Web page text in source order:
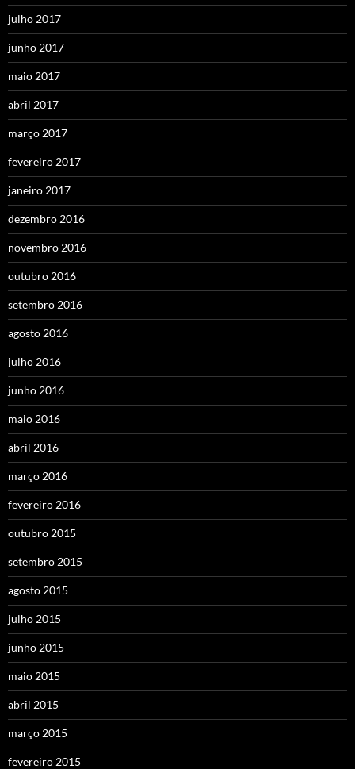
julho 2017
junho 2017
maio 2017
abril 2017
março 2017
fevereiro 2017
janeiro 2017
dezembro 2016
novembro 2016
outubro 2016
setembro 2016
agosto 2016
julho 2016
junho 2016
maio 2016
abril 2016
março 2016
fevereiro 2016
outubro 2015
setembro 2015
agosto 2015
julho 2015
junho 2015
maio 2015
abril 2015
março 2015
fevereiro 2015